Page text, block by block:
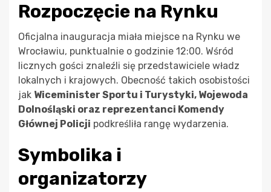
Rozpoczęcie na Rynku
Oficjalna inauguracja miała miejsce na Rynku we
Wrocławiu, punktualnie o godzinie 12:00. Wśród
licznych gości znaleźli się przedstawiciele władz
lokalnych i krajowych. Obecność takich osobistości
jak Wiceminister Sportu i Turystyki, Wojewoda
Dolnośląski oraz reprezentanci Komendy
Głównej Policji podkreśliła rangę wydarzenia.
Symbolika i
organizatorzy